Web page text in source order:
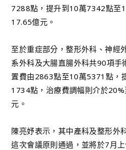
7288點，提升到10萬7342點至
17.65億元。
至於重症部分，整形外科、神經
系外科及大腸直腸外科共90項手
置費由2863點至10萬5371點，
1734點，治療費調幅則介於
元。
陳亮妤表示，其中產科及整形外
這次會議原則通過，並將於7月